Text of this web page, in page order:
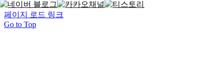
페이지 로드 링크
Go to Top